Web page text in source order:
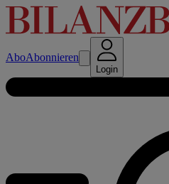
AboAbonnieren
Login